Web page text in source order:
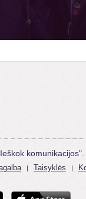
| Taisyklės |